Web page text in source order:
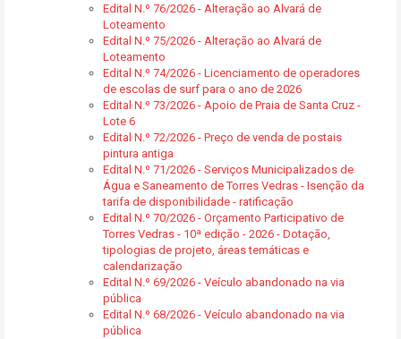
Edital N.º 76/2026 - Alteração ao Alvará de
Loteamento
Edital N.º 75/2026 - Alteração ao Alvará de
Loteamento
Edital N.º 74/2026 - Licenciamento de operadores
de escolas de surf para o ano de 2026
Edital N.º 73/2026 - Apoio de Praia de Santa Cruz -
Lote 6
Edital N.º 72/2026 - Preço de venda de postais
pintura antiga
Edital N.º 71/2026 - Serviços Municipalizados de
Água e Saneamento de Torres Vedras - Isenção da
tarifa de disponibilidade - ratificação
Edital N.º 70/2026 - Orçamento Participativo de
Torres Vedras - 10ª edição - 2026 - Dotação,
tipologias de projeto, áreas temáticas e
calendarização
Edital N.º 69/2026 - Veículo abandonado na via
pública
Edital N.º 68/2026 - Veículo abandonado na via
pública